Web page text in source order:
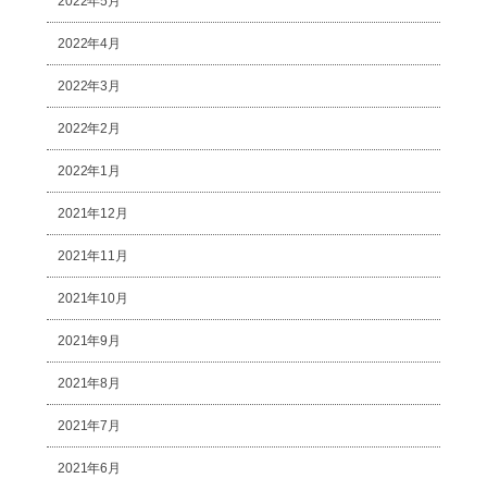
2022年4月
2022年3月
2022年2月
2022年1月
2021年12月
2021年11月
2021年10月
2021年9月
2021年8月
2021年7月
2021年6月